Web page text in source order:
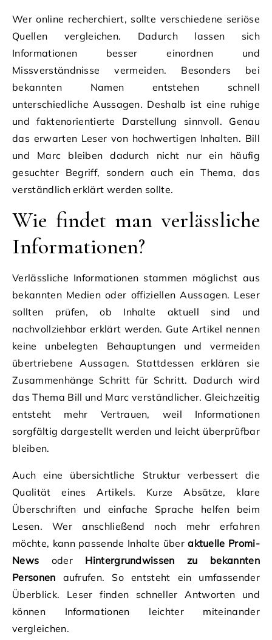
Wer online recherchiert, sollte verschiedene seriöse
Quellen vergleichen. Dadurch lassen sich
Informationen besser einordnen und
Missverständnisse vermeiden. Besonders bei
bekannten Namen entstehen schnell
unterschiedliche Aussagen. Deshalb ist eine ruhige
und faktenorientierte Darstellung sinnvoll. Genau
das erwarten Leser von hochwertigen Inhalten. Bill
und Marc bleiben dadurch nicht nur ein häufig
gesuchter Begriff, sondern auch ein Thema, das
verständlich erklärt werden sollte.
Wie findet man verlässliche
Informationen?
Verlässliche Informationen stammen möglichst aus
bekannten Medien oder offiziellen Aussagen. Leser
sollten prüfen, ob Inhalte aktuell sind und
nachvollziehbar erklärt werden. Gute Artikel nennen
keine unbelegten Behauptungen und vermeiden
übertriebene Aussagen. Stattdessen erklären sie
Zusammenhänge Schritt für Schritt. Dadurch wird
das Thema Bill und Marc verständlicher. Gleichzeitig
entsteht mehr Vertrauen, weil Informationen
sorgfältig dargestellt werden und leicht überprüfbar
bleiben.
Auch eine übersichtliche Struktur verbessert die
Qualität eines Artikels. Kurze Absätze, klare
Überschriften und einfache Sprache helfen beim
Lesen. Wer anschließend noch mehr erfahren
möchte, kann passende Inhalte überaktuelle Promi-
News oder Hintergrundwissen zu bekannten
Personen aufrufen. So entsteht ein umfassender
Überblick. Leser finden schneller Antworten und
können Informationen leichter miteinander
vergleichen.